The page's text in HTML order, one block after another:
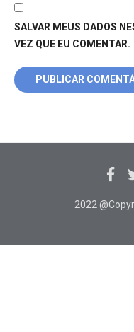
SALVAR MEUS DADOS
VEZ QUE EU COMENTAR.
2022